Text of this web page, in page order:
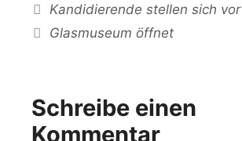
Kandidierende stellen sich vor
Glasmuseum öffnet
Schreibe einen
Kommentar